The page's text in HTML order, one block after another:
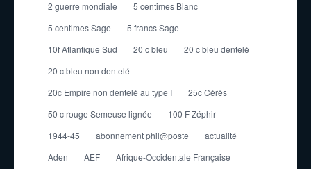
2 guerre mondiale
5 centimes Blanc
5 centimes Sage
5 francs Sage
10f Atlantique Sud
20 c bleu
20 c bleu dentelé
20 c bleu non dentelé
20c Empire non dentelé au type I
25c Cérès
50 c rouge Semeuse lignée
100 F Zéphir
1944-45
abonnement phil@poste
actualité
Aden
AEF
Afrique-Occidentale Française